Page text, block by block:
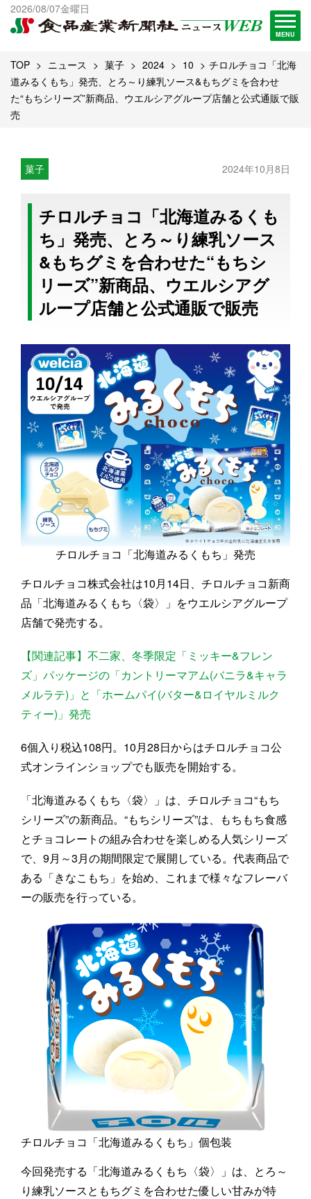
2026/08/07金曜日
MENU
出版物一覧へ
試読・購読申し込み
TOP ニュース 菓子 2024 10
チロルチョコ「北海
道みるくもち」発売、とろ～り練乳ソース&もちグミを合わせ
た“もちシリーズ”新商品、ウエルシアグループ店舗と公式通販で販
売
菓子 2024年10月8日
チロルチョコ「北海道みるくも
ち」発売、とろ～り練乳ソース
&もちグミを合わせた“もちシ
リーズ”新商品、ウエルシアグ
ループ店舗と公式通販で販売
チロルチョコ「北海道みるくもち」発売
チロルチョコ株式会社は10月14日、チロルチョコ新商
品「北海道みるくもち〈袋〉」をウエルシアグループ
店舗で発売する。
【関連記事】不二家、冬季限定「ミッキー&フレン
ズ」パッケージの「カントリーマアム(バニラ&キャラ
メルラテ)」と「ホームパイ(バター&ロイヤルミルク
ティー)」発売
6個入り税込108円。10月28日からはチロルチョコ公
式オンラインショップでも販売を開始する。
「北海道みるくもち〈袋〉」は、チロルチョコ“もち
シリーズ”の新商品。“もちシリーズ”は、もちもち食感
とチョコレートの組み合わせを楽しめる人気シリーズ
で、9月～3月の期間限定で展開している。代表商品で
ある「きなこもち」を始め、これまで様々なフレーバ
ーの販売を行っている。
チロルチョコ「北海道みるくもち」個包装
今回発売する「北海道みるくもち〈袋〉」は、とろ～
り練乳ソースともちグミを合わせた優しい甘みが特